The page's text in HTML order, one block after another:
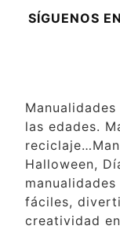
SÍGUENOS
las edades.
Halloween,
fáciles,
creatividad